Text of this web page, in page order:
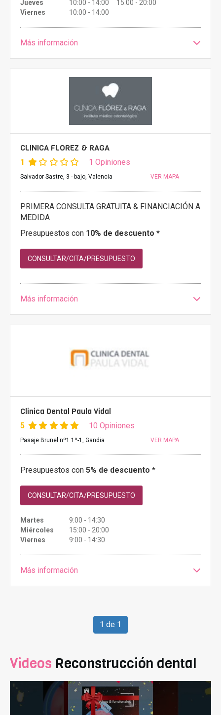
Jueves
10:00 - 14:00 15:00 - 20:00
Viernes
10:00 - 14:00
Más información
CLINICA FLOREZ & RAGA
1 1 Opiniones
Salvador Sastre, 3 - bajo, Valencia VER MAPA
PRIMERA CONSULTA GRATUITA & FINANCIACIÓN A
MEDIDA
Presupuestos con 10% de descuento *
CONSULTAR/CITA/PRESUPUESTO
Más información
Clinica Dental Paula Vidal
5 10 Opiniones
Pasaje Brunel nº1 1º-1, Gandia VER MAPA
Presupuestos con 5% de descuento *
CONSULTAR/CITA/PRESUPUESTO
Martes
9:00 - 14:30
Miércoles
15:00 - 20:00
Viernes
9:00 - 14:30
Más información
1 de 1
Videos Reconstrucción dental